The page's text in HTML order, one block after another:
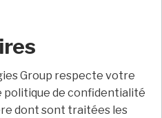
Group respecte votre
politique de confidentialité
dont sont traitées les